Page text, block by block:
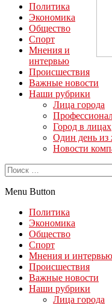
Политика
Экономика
Общество
Спорт
Мнения и
интервью
Происшествия
Важные новости
Наши рубрики
Лица города
Город в лицах
Один день из
Новости
Menu Button
Политика
Экономика
Общество
Спорт
Мнения и интервью
Происшествия
Важные новости
Наши рубрики
Лица города